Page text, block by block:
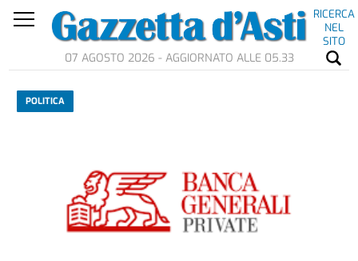
RICERCA
NEL
SITO
07 AGOSTO 2026 - AGGIORNATO ALLE 05.33
POLITICA